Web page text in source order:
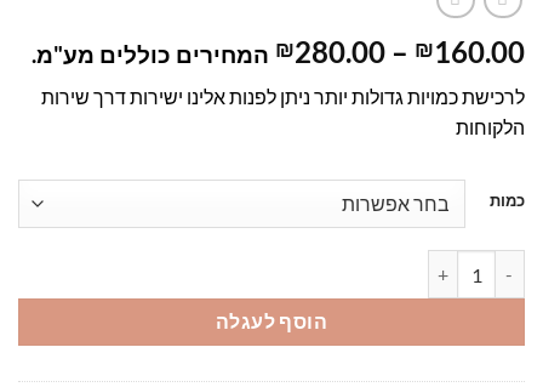
₪160.00
–
₪280.00
טווח
מחירים:
המחירים כוללים מע"מ.
לרכישת כמויות גדולות יותר ניתן לפנות אלינו ישירות דרך שירות
הלקוחות
כמות
הוסף לעגלה